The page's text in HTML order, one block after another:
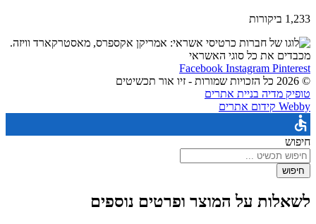
1,233 ביקורות
מכבדים את כל סוגי האשראי
Facebook Instagram Pinterest
© 2026 כל הזכויות שמורות - זיו אור תכשיטים
טופיק מדיה בניית אתרים
Webby קידום אתרים
חיפוש
חיפוש
לשאלות על המוצר ופרטים נוספים